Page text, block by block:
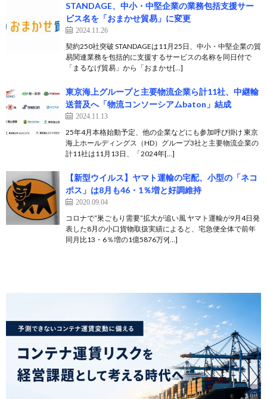
STANDAGE、中小・中堅企業の業務包括支援サー
ビス名を「おまかせ貿易」に変更
2024.11.26
契約250社突破 STANDAGEは11月25日、中小・中堅企業の貿
易関連業務を包括的に支援するサービスの名称を同日付で
「まるなげ貿易」から「おまかせ[…]
東京海上グループと主要物流企業ら計11社、中継輸
送普及へ「物流コンソーシアムbaton」結成
2024.11.13
25年4月本格始動予定、他の企業などにも参加呼び掛け 東京
海上ホールディングス（HD）グループ3社と主要物流企業の
計11社は11月13日、「2024年[…]
【新型ウイルス】ヤマト運輸の宅配、小型の「ネコ
ポス」は8月も46・1％増と好調維持
2020.09.04
コロナで“巣ごもり需要”拡大が追い風 ヤマト運輸が9月4日発
表した8月の小口貨物取扱実績によると、宅急便全体で前年
同月比13・6％増の1億5876万9[…]